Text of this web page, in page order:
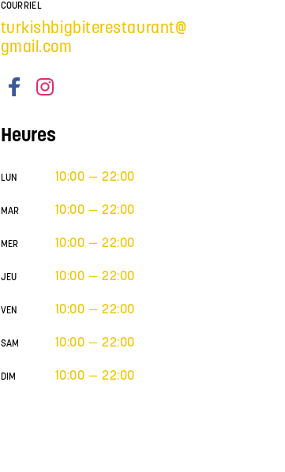
COURRIEL
turkishbigbiterestaurant@
gmail.com
Heures
LUN 10:00 — 22:00
MAR 10:00 — 22:00
MER 10:00 — 22:00
JEU 10:00 — 22:00
VEN 10:00 — 22:00
SAM 10:00 — 22:00
DIM 10:00 — 22:00